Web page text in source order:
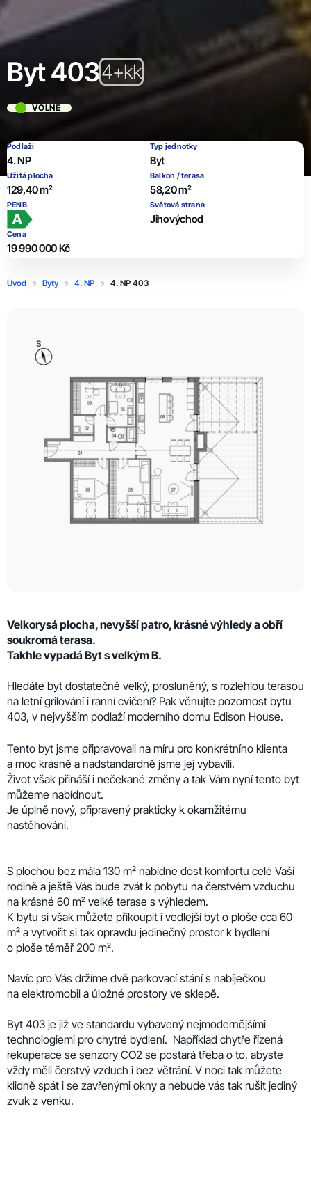
Byt 4034+kk
VOLNÉ
Podlaží
4. NP
Typ jednotky
Byt
Užitá plocha
129,40 m²
Balkon / terasa
58,20 m²
PENB Světová strana
Jihovýchod
Cena
19 990 000 Kč
Úvod Byty 4. NP 4. NP 403
Velkorysá plocha, nevyšší patro, krásné výhledy a obří
soukromá terasa.
Takhle vypadá Byt s velkým B.
Hledáte byt dostatečně velký, prosluněný, s rozlehlou terasou
na letní grilování i ranní cvičení? Pak věnujte pozornost bytu
403, v nejvyšším podlaží moderního domu Edison House.
Tento byt jsme připravovali na míru pro konkrétního klienta
a moc krásně a nadstandardně jsme jej vybavili.
Život však přináší i nečekané změny a tak Vám nyní tento byt
můžeme nabídnout.
Je úplně nový, připravený prakticky k okamžitému
nastěhování.
S plochou bez mála 130 m² nabídne dost komfortu celé Vaší
rodině a ještě Vás bude zvát k pobytu na čerstvém vzduchu
na krásné 60 m² velké terase s výhledem.
K bytu si však můžete přikoupit i vedlejší byt o ploše cca 60
m² a vytvořit si tak opravdu jedinečný prostor k bydlení
o ploše téměř 200 m².
Navíc pro Vás držíme dvě parkovací stání s nabíječkou
na elektromobil a úložné prostory ve sklepě.
Byt 403 je již ve standardu vybavený nejmodernějšími
technologiemi pro chytré bydlení. Například chytře řízená
rekuperace se senzory CO2 se postará třeba o to, abyste
vždy měli čerstvý vzduch i bez větrání. V noci tak můžete
klidně spát i se zavřenými okny a nebude vás tak rušit jediný
zvuk z venku.